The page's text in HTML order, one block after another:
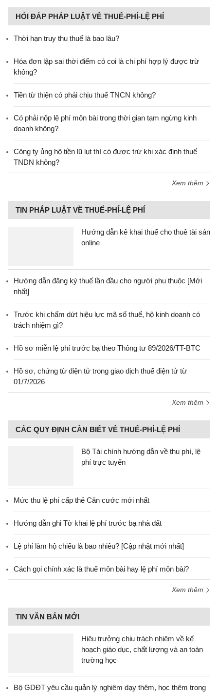
HỎI ĐÁP PHÁP LUẬT VỀ THUẾ-PHÍ-LỆ PHÍ
Thời hạn truy thu thuế là bao lâu?
Hóa đơn lập sai thời điểm có coi là chi phí hợp lý được trừ
không?
Tiền từ thiện có phải chịu thuế TNCN không?
Có phải nộp lệ phí môn bài trong thời gian tạm ngừng kinh
doanh không?
Công ty ủng hộ tiền lũ lụt thì có được trừ khi xác định thuế
TNDN không?
Xem thêm
TIN PHÁP LUẬT VỀ THUẾ-PHÍ-LỆ PHÍ
Hướng dẫn kê khai thuế cho thuê tài sản
online
Hướng dẫn đăng ký thuế lần đầu cho người phụ thuộc [Mới
nhất]
Trước khi chấm dứt hiệu lực mã số thuế, hộ kinh doanh có
trách nhiệm gì?
Hồ sơ miễn lệ phí trước bạ theo Thông tư 89/2026/TT-BTC
Hồ sơ, chứng từ điện tử trong giao dịch thuế điện tử từ
01/7/2026
Xem thêm
CÁC QUY ĐỊNH CẦN BIẾT VỀ THUẾ-PHÍ-LỆ PHÍ
Bộ Tài chính hướng dẫn về thu phí, lệ
phí trực tuyến
Mức thu lệ phí cấp thẻ Căn cước mới nhất
Hướng dẫn ghi Tờ khai lệ phí trước bạ nhà đất
Lệ phí làm hộ chiếu là bao nhiêu? [Cập nhật mới nhất]
Cách gọi chính xác là thuế môn bài hay lệ phí môn bài?
Xem thêm
TIN VĂN BẢN MỚI
Hiệu trưởng chịu trách nhiệm về kế
hoạch giáo dục, chất lượng và an toàn
trường học
Bộ GDĐT yêu cầu quản lý nghiêm dạy thêm, học thêm trong